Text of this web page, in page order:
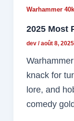
Warhammer 40k
2025 Most
dev/août 8, 2025
knack for
lore, and
comedy